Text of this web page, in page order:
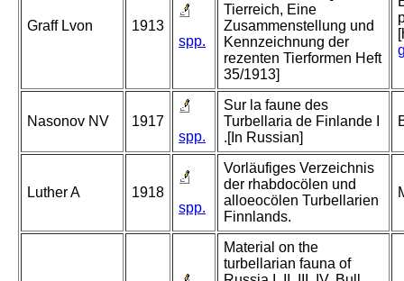
Graff Lvon
1913
spp.
Tierreich, Eine
Zusammenstellung und
Kennzeichnung der
rezenten Tierformen Heft
35/1913]
Nasonov NV
1917
spp.
Sur la faune des
Turbellaria de Finlande I
.[In Russian]
Luther A
1918
spp.
Vorläufiges Verzeichnis
der rhabdocölen und
alloeocölen Turbellarien
Finnlands.
Material on the
turbellarian fauna of